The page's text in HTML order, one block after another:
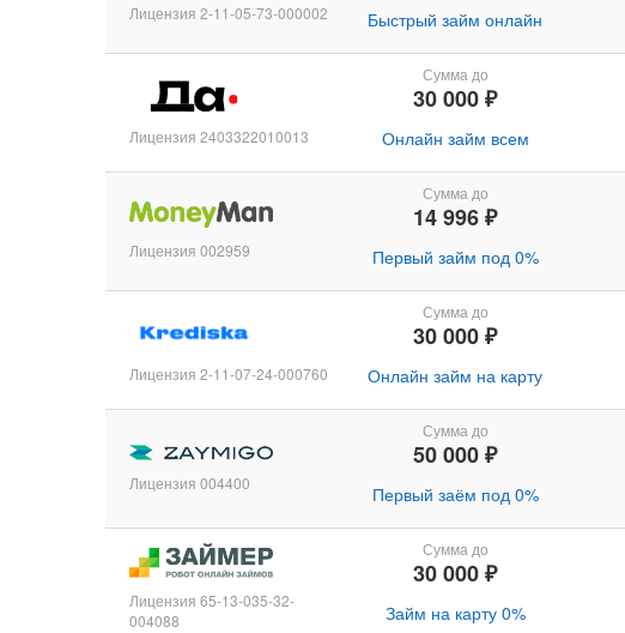
Лицензия 2-11-05-73-000002 Быстрый займ онлайн
Лицензия 2403322010013
Сумма до
30 000 ₽
Онлайн займ всем
Лицензия 002959
Сумма до
14 996 ₽
Первый займ под 0%
Лицензия 2-11-07-24-000760
Сумма до
30 000 ₽
Онлайн займ на карту
Лицензия 004400
Сумма до
50 000 ₽
Первый заём под 0%
Лицензия 65-13-035-32-
004088
Сумма до
30 000 ₽
Займ на карту 0%